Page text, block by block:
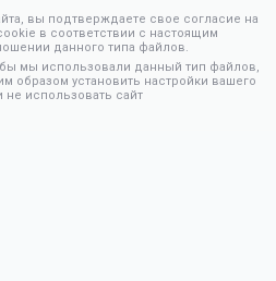
вы подтверждаете свое согласие на
в соответствии с настоящим
данного типа файлов.
мы использовали данный тип файлов,
образом установить настройки вашего
не использовать сайт